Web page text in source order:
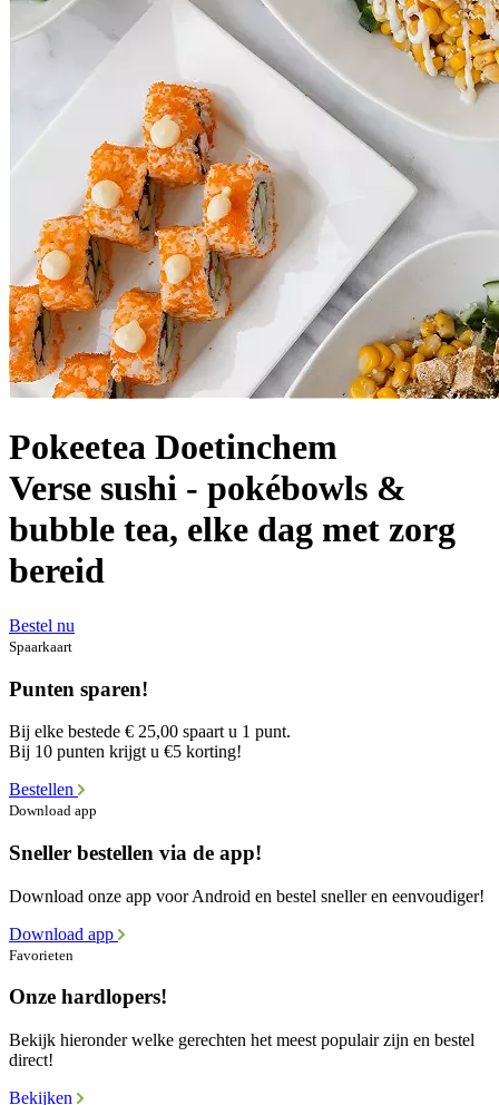
Pokeetea Doetinchem
Verse sushi - pokébowls &
bubble tea, elke dag met zorg
bereid
Bestel nu
Spaarkaart
Punten sparen!
Bij elke bestede € 25,00 spaart u 1 punt.
Bij 10 punten krijgt u €5 korting!
Bestellen
Download app
Sneller bestellen via de app!
Download onze app voor Android en bestel sneller en eenvoudiger!
Download app
Favorieten
Onze hardlopers!
Bekijk hieronder welke gerechten het meest populair zijn en bestel
direct!
Bekijken